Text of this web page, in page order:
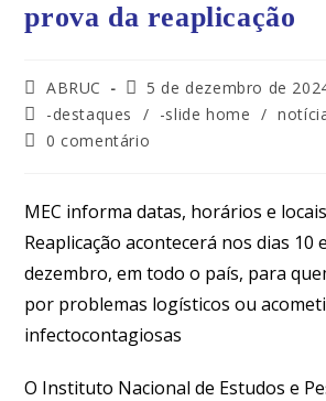
prova da reaplicação
ABRUC
5 de dezembro de
-destaques
/ -slide home /
0 comentário
MEC informa datas, horários e
Reaplicação acontecerá nos dias 10
dezembro, em todo o país, para
por problemas logísticos ou
infectocontagiosas
O Instituto Nacional de Estudos e